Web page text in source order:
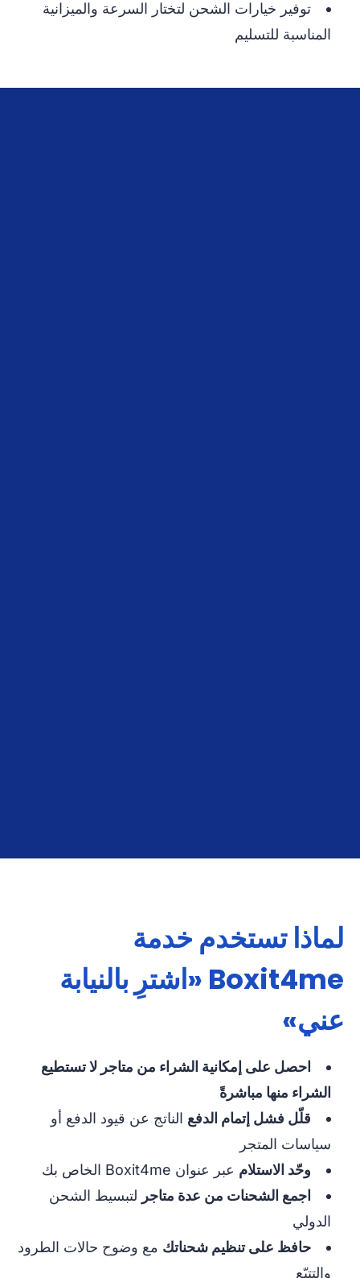
توفير خيارات الشحن لتختار السرعة والميزانية
المناسبة للتسليم
لماذا تستخدم خدمة
Boxit4me «اشترِ بالنيابة
عني»
احصل على إمكانية الشراء من متاجر لا تستطيع
الشراء منها مباشرةً
قلّل فشل إتمام الدفع الناتج عن قيود الدفع أو
سياسات المتجر
وحّد الاستلام عبر عنوان Boxit4me الخاص بك
اجمع الشحنات من عدة متاجر لتبسيط الشحن
الدولي
حافظ على تنظيم شحناتك مع وضوح حالات الطرود
والتتبّع